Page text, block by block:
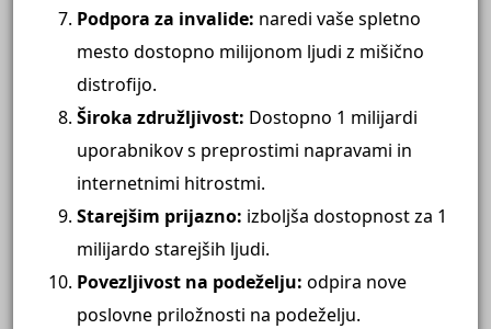
Podpora za invalide: naredi vaše spletno
mesto dostopno milijonom ljudi z mišično
distrofijo.
Široka združljivost: Dostopno 1 milijardi
uporabnikov s preprostimi napravami in
internetnimi hitrostmi.
Starejšim prijazno: izboljša dostopnost za 1
milijardo starejših ljudi.
Povezljivost na podeželju: odpira nove
poslovne priložnosti na podeželju.